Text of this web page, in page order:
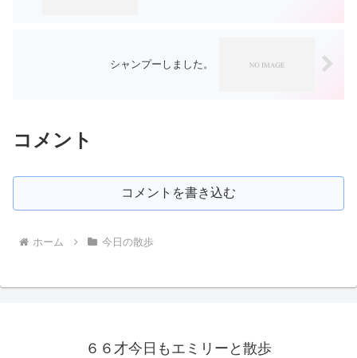
シャンプーしました。
コメント
コメントを書き込む
ホーム 今日の散歩
６６才今日もエミリーと散歩